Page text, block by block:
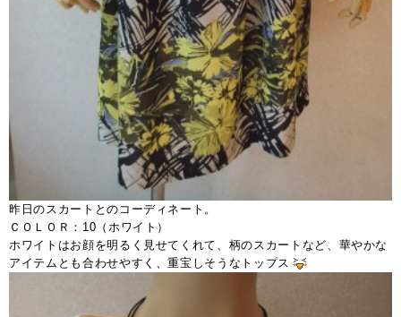
昨日のスカートとのコーディネート。
ＣＯＬＯＲ：10（ホワイト）
ホワイトはお顔を明るく見せてくれて、柄のスカートなど、華やかな
アイテムとも合わせやすく、重宝しそうなトップス